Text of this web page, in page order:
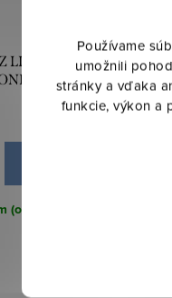
Používame
umožnili
stránky a vďaka
funkcie, výkon a
LIMITED COLLECTION
53X73 ČIERNY
(odosielame do 3-5 prac. dní)